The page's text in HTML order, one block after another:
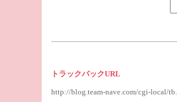
トラックバックURL
http://blog.team-nave.com/cgi-local/